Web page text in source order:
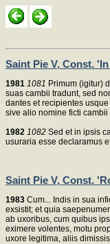
Saint Pie V, Const.
1981 1081 Primum (igitur)
suas cambii tradunt, sed
dantes et recipientes
sive alio nomine ficti
1982 1082 Sed et in ipsis
usuraria esse declaramus
Saint Pie V, Const.
1983 Cum... Indis in sua
exsistit; et quia
ab uxoribus, cum quibus
eximere volentes, motu
uxore legitima, aliis